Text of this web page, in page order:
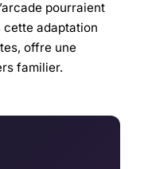
pourraient
cette adaptation
offre une
familier.